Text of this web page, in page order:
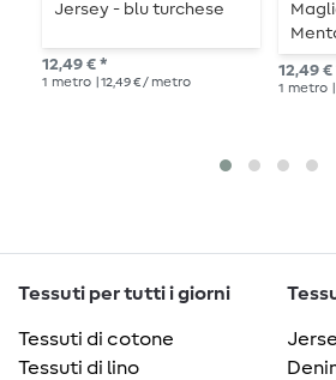
Jersey - blu turchese
12,49 € *
1 metro | 12,49 € / metro
12,49 €
1 metro
Tessuti per tutti i giorni
Tessuti di cotone
Tessuti di lino